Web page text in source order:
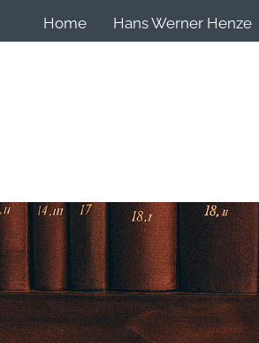
Home Hans Werner Henze